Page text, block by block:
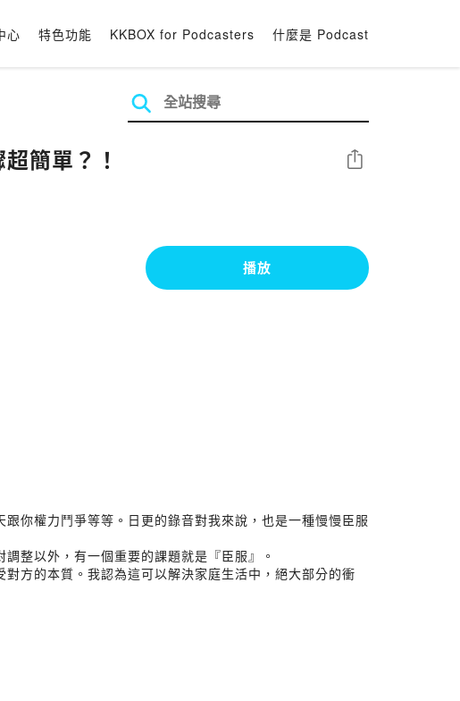
心 特色功能 KKBOX for Podcasters 什麼是 Podcast
簡單？！ 分享
播放
你權力鬥爭等等。日更的錄音對我來說，也是一種慢慢臣服
整以外，有一個重要的課題就是『臣服』。
方的本質。我認為這可以解決家庭生活中，絕大部分的衝